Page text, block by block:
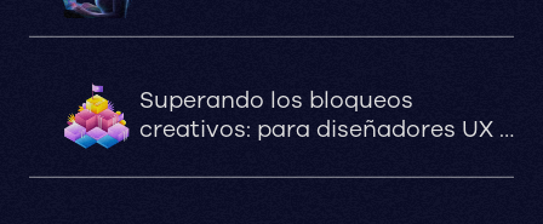
Superando los bloqueos
creativos: para diseñadores UX y